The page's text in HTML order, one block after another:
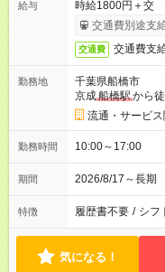
給与
時給1800円＋交
交通費別途支
交通費 交通費支
勤務地
千葉県船橋市
京成船橋駅から
流通・サービス
勤務時間 10:00～17:00
期間 2026/8/17～長
特徴 履歴書不要 / シフ
気になる！